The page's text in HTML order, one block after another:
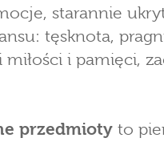
starannie
tęsknota,
miłości i pamięci,
przedmioty to